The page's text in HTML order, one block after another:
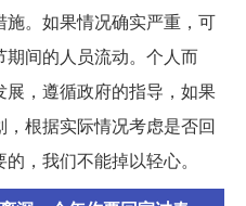
。如果情况确实严重，可
间的人员流动。个人而
，遵循政府的指导，如果
根据实际情况考虑是否回
，我们不能掉以轻心。